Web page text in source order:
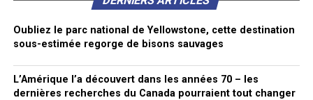
Oubliez le parc national de Yellowstone, cette destination
sous-estimée regorge de bisons sauvages
L’Amérique l’a découvert dans les années 70 – les
dernières recherches du Canada pourraient tout changer